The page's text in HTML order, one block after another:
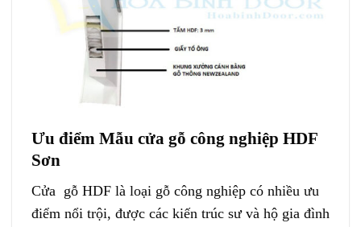
Ưu điểm Mẫu cửa gỗ công nghiệp HDF
Sơn
Cửa gỗ HDF là loại gỗ công nghiệp có nhiều ưu
điểm nổi trội, được các kiến trúc sư và hộ gia đình